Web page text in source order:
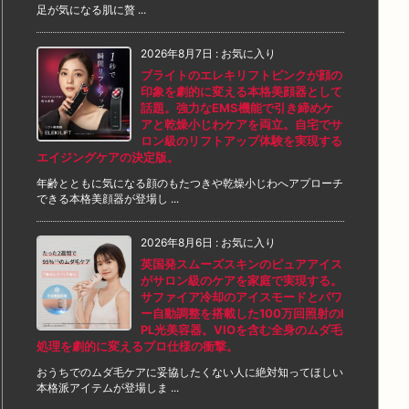
足が気になる肌に贅 ...
2026年8月7日 : お気に入り
ブライトのエレキリフトピンクが顔の
印象を劇的に変える本格美顔器として
話題。強力なEMS機能で引き締めケ
アと乾燥小じわケアを両立。自宅でサ
ロン級のリフトアップ体験を実現する
エイジングケアの決定版。
年齢とともに気になる顔のもたつきや乾燥小じわへアプローチ
できる本格美顔器が登場し ...
2026年8月6日 : お気に入り
英国発スムーズスキンのピュアアイス
がサロン級のケアを家庭で実現する。
サファイア冷却のアイスモードとパワ
ー自動調整を搭載した100万回照射のI
PL光美容器。VIOを含む全身のムダ毛
処理を劇的に変えるプロ仕様の衝撃。
おうちでのムダ毛ケアに妥協したくない人に絶対知ってほしい
本格派アイテムが登場しま ...